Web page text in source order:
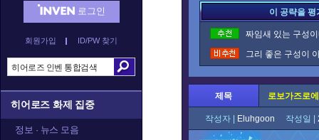
로그인
회원가입 ID/PW 찾기
히어로즈 화제 집중
정보 · 뉴스 모음
이 공략을
짜임새 있는 구성
그리 좋은 구성이
제목 로보가즈로
작성자 | Eluhgoon 작성일 |